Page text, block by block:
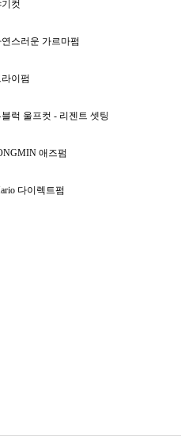
컷
스러운 가르마펌
이펌
럭 울프컷 - 리젠트 셋팅
애즈펌
다이렉트펌